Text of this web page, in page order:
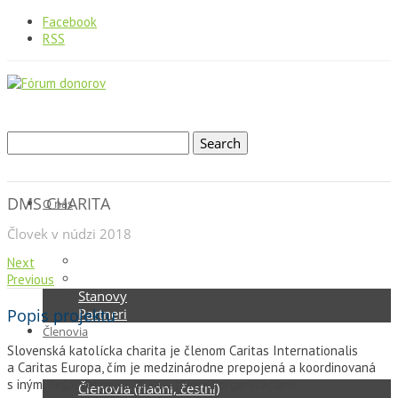
Facebook
RSS
O nás
Stanovy
Partneri
Členovia
Členovia (riadni, čestní)
DMS CHARITA
Človek v núdzi 2018
Next
Previous
Popis projektu
Slovenská katolícka charita je členom Caritas Internationalis
a Caritas Europa, čím je medzinárodne prepojená a koordinovaná
s inými celosvetovými charitatívnymi organizáciami.